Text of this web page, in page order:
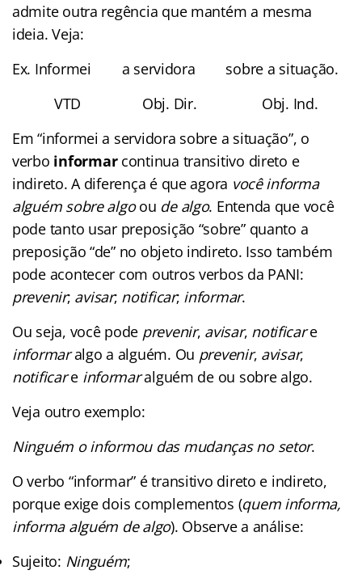
admite outra regência que mantém a mesma
ideia. Veja:
Ex. Informei a servidora sobre a situação.
VTD Obj. Dir. Obj. Ind.
Em “informei a servidora sobre a situação”, o
verbo informarcontinua transitivo direto e
indireto. A diferença é que agora você informa
alguém sobre algoou de algo. Entenda que você
pode tanto usar preposição “sobre” quanto a
preposição “de” no objeto indireto. Isso também
pode acontecer com outros verbos da PANI:
prevenir; avisar; notificar; informar.
Ou seja, você pode prevenir, avisar, notificare
informaralgo a alguém. Ou prevenir, avisar,
notificare informaralguém de ou sobre algo.
Veja outro exemplo:
Ninguém o informou das mudanças no setor.
O verbo “informar” é transitivo direto e indireto,
porque exige dois complementos (quem informa,
informa alguém de algo). Observe a análise:
Sujeito: Ninguém;